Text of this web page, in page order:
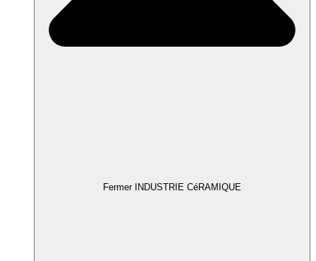
Fermer INDUSTRIE CéRAMIQUE